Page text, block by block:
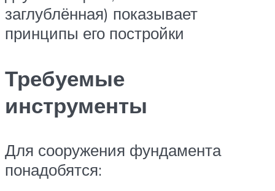
заглублённая) показывает
принципы его постройки
Требуемые
инструменты
Для сооружения фундамента
понадобятся: